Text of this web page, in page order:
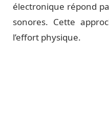
électronique répond
sonores. Cette
l’effort physique.